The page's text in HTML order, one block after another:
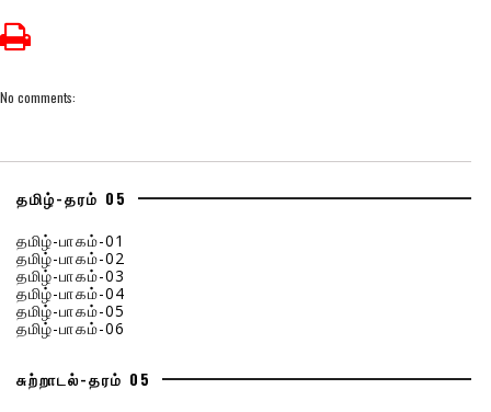
No comments:
தமிழ்-தரம் 05
தமிழ்-பாகம்-01
தமிழ்-பாகம்-02
தமிழ்-பாகம்-03
தமிழ்-பாகம்-04
தமிழ்-பாகம்-05
தமிழ்-பாகம்-06
சுற்றாடல்-தரம் 05